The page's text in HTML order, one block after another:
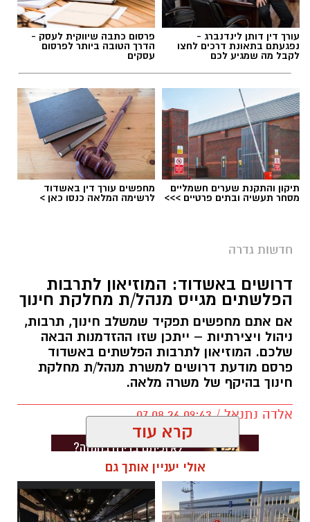
עורך דין דותן לינדנברג -
נפגעתם בתאונת דרכים לחצו
לקבל מה שמגיע לכם
פרסום כתבה שיווקית לעסק -
הדרך הטובה ביותר לפרסום
עסקים
תיקון והתקנת שערים חשמליים
מסחר תעשיה ובתים פרטיים >>>
מחפשים עורך דין באשדוד
לרשימה המלאה כנסו כאן >
חדשות גדרה
דרושים באשדוד: המוזיאון לתרבות
הפלשתים מגייס מנהל/ת מחלקת חינוך
אם אתם מחפשים תפקיד שמשלב חינוך, תרבות,
ניהול ויצירתיות – ייתכן שזו ההזדמנות הבאה
שלכם. המוזיאון לתרבות הפלשתים באשדוד
פרסם מודעת דרושים למשרת מנהל/ת מחלקת
חינוך בהיקף של משרה מלאה.
אלדה נתנאל / 09:43 07.08.26
קרא עוד
אולי יעניין אותך גם